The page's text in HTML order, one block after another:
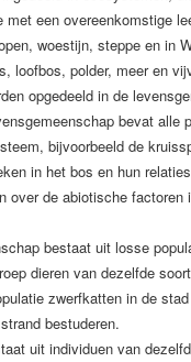
met een overeenkomstige
woestijn, steppe en in
loofbos, polder, meer en
opgedeeld in de
bevat alle
bijvoorbeeld de
in het bos en hun
over de abiotische factoren
bestaat uit losse
dieren van dezelfde
zwerfkatten in de
bestuderen.
uit individuen van